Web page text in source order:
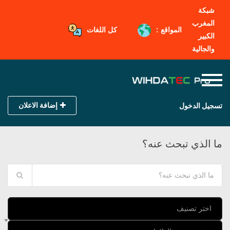
شبكة
المغرب
الكبير
والجالية
المواقع : كل اللغات
تسجيل الدخول إضافة الاعلان
ما الذي تبحث عنه؟
اختر تصنيف